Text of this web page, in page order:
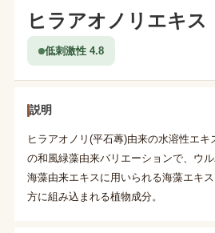
ヒラアオノリエキス
低刺激性 4.8
説明
ヒラアオノリ(平石蓴)由来の水溶性エ
の和風緑藻由来バリエーションで、ウ
海藻由来エキスに用いられる海藻エキ
方に組み込まれる植物成分。